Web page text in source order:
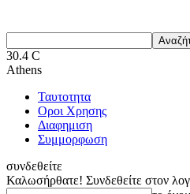
30.4 C
Athens
Ταυτοτητα
Οροι Χρησης
Διαφημιση
Συμμορφωση
συνδεθείτε
Καλωσήρθατε! Συνδεθείτε στον